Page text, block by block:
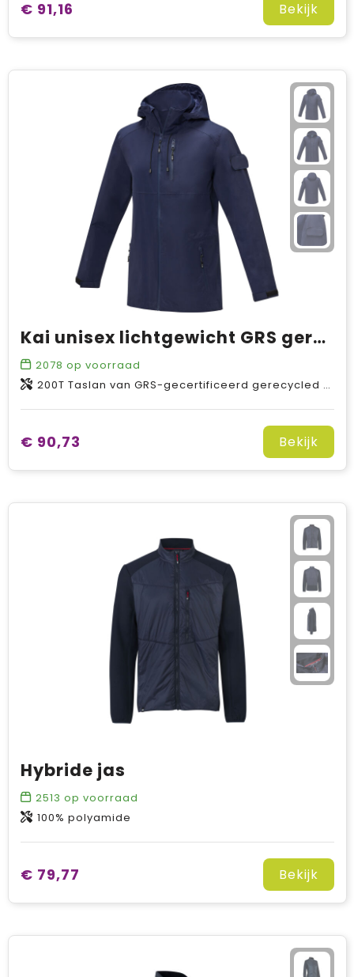
€ 91,16 Bekijk
Kai unisex lichtgewicht GRS gerecycled circulair jas
2078 op voorraad
200T Taslan van GRS-gecertificeerd gerecycled nylon, 130 g/m2, Lining, 210T taffeta van GRS-gecertificeerd gerecycled nylon, 65 g/m2
€ 90,73 Bekijk
Hybride jas
2513 op voorraad
100% polyamide
€ 79,77 Bekijk